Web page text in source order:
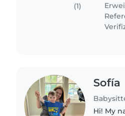
(1)
Sofía
Hi! My